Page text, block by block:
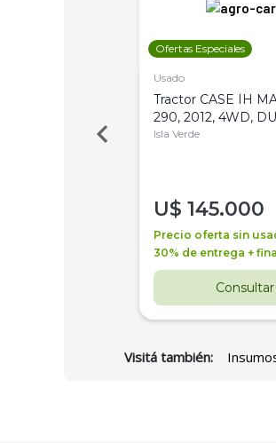
Ofertas Especiales
Usado
Tractor CASE IH
290, 2012, 4WD,
Isla Verde
U$ 145.000
Precio oferta sin
30% de entrega +
Consultar
Visitá también: